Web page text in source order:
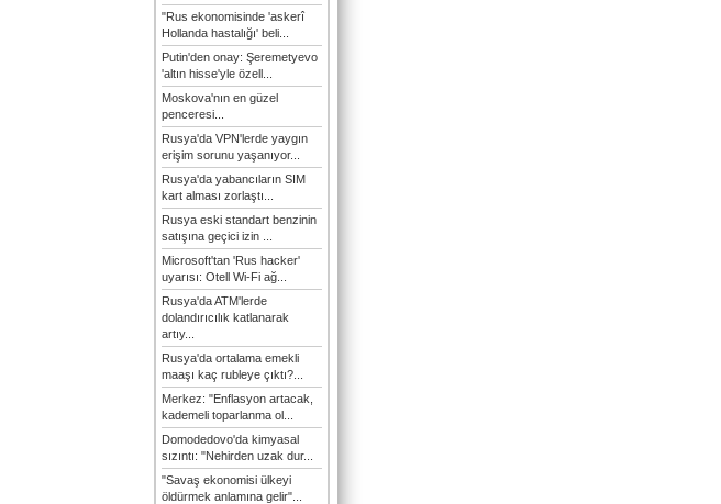
"Rus ekonomisinde 'askerî
Hollanda hastalığı' beli...
Putin'den onay: Şeremetyevo
'altın hisse'yle özell...
Moskova'nın en güzel
penceresi...
Rusya'da VPN'lerde yaygın
erişim sorunu yaşanıyor...
Rusya'da yabancıların SIM
kart alması zorlaştı...
Rusya eski standart benzinin
satışına geçici izin ...
Microsoft'tan 'Rus hacker'
uyarısı: Otell Wi-Fi ağ...
Rusya'da ATM'lerde
dolandırıcılık katlanarak
artıy...
Rusya'da ortalama emekli
maaşı kaç rubleye çıktı?...
Merkez: "Enflasyon artacak,
kademeli toparlanma ol...
Domodedovo'da kimyasal
sızıntı: "Nehirden uzak dur...
"Savaş ekonomisi ülkeyi
öldürmek anlamına gelir"...